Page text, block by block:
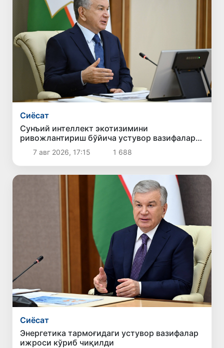
Сиёсат
Сунъий интеллект экотизимини
ривожлантириш бўйича устувор вазифалар
белгиланди
7 авг 2026, 17:15 1 688
Сиёсат
Энергетика тармоғидаги устувор вазифалар
ижроси кўриб чиқилди